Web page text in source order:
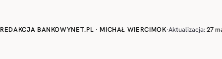
REDAKCJA BANKOWYNET.PL · MICHAŁ WIERCIMOK·Aktualizacja:27